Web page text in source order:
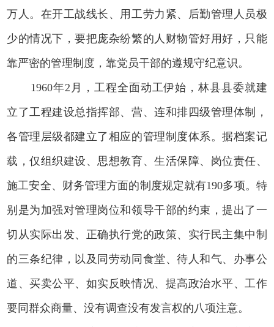
万人。在开工战线长、用工劳力紧、后勤管理人员极
少的情况下，要把庞杂纷繁的人财物管好用好，只能
靠严密的管理制度，靠党员干部的遵规守纪意识。
1960年2月，工程全面动工伊始，林县县委就建
立了工程建设总指挥部、营、连和排四级管理体制，
各管理层级都建立了相应的管理制度体系。据档案记
载，仅组织建设、思想教育、生活保障、岗位责任、
施工安全、财务管理方面的制度规定就有190多项。特
别是为加强对管理岗位和领导干部的约束，提出了一
切从实际出发、正确执行党的政策、实行民主集中制
的三条纪律，以及同劳动同食堂、待人和气、办事公
道、买卖公平、如实反映情况、提高政治水平、工作
要同群众商量、没有调查没有发言权的八项注意。